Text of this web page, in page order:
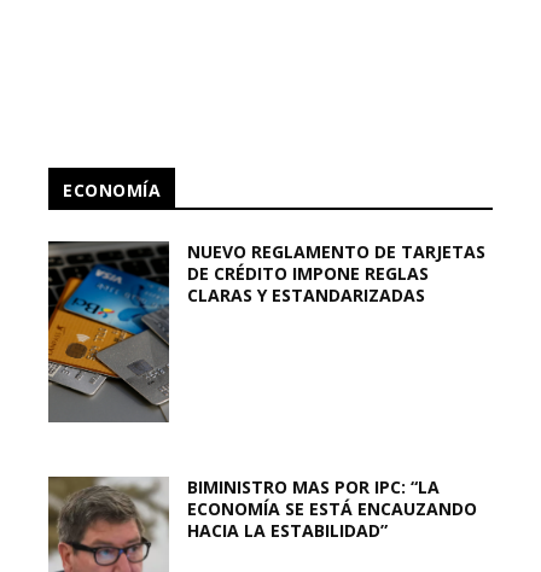
ECONOMÍA
NUEVO REGLAMENTO DE TARJETAS
DE CRÉDITO IMPONE REGLAS
CLARAS Y ESTANDARIZADAS
BIMINISTRO MAS POR IPC: “LA
ECONOMÍA SE ESTÁ ENCAUZANDO
HACIA LA ESTABILIDAD”